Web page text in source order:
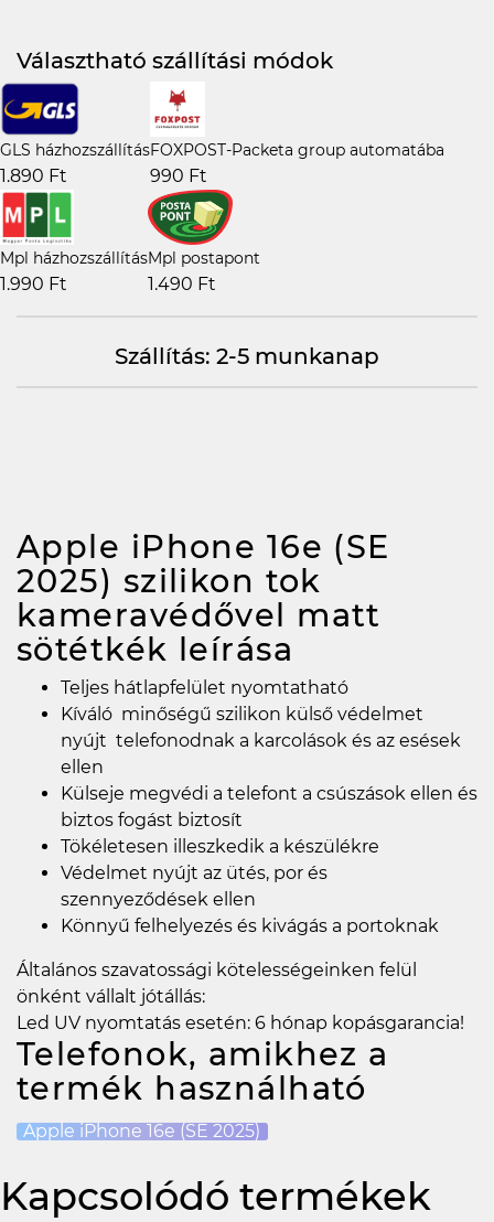
Választható szállítási módok
GLS házhozszállítás
1.890 Ft
FOXPOST-Packeta group automatába
990 Ft
Mpl házhozszállítás
1.990 Ft
Mpl postapont
1.490 Ft
Szállítás: 2-5 munkanap
Apple iPhone 16e (SE
2025) szilikon tok
kameravédővel matt
sötétkék leírása
Teljes hátlapfelület nyomtatható
Kíváló minőségű szilikon külső védelmet
nyújt telefonodnak a karcolások és az esések
ellen
Külseje megvédi a telefont a csúszások ellen és
biztos fogást biztosít
Tökéletesen illeszkedik a készülékre
Védelmet nyújt az ütés, por és
szennyeződések ellen
Könnyű felhelyezés és kivágás a portoknak
Általános szavatossági kötelességeinken felül
önként vállalt jótállás:
Led UV nyomtatás esetén: 6 hónap kopásgarancia!
Telefonok, amikhez a
termék használható
Apple iPhone 16e (SE 2025)
Kapcsolódó termékek